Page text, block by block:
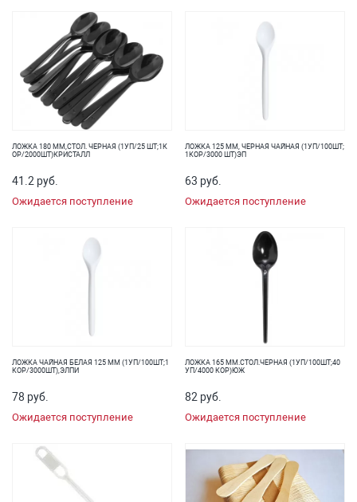
ЛОЖКА 180 ММ,СТОЛ. ЧЕРНАЯ (1УП/25 ШТ;1К
ОР/2000ШТ)КРИСТАЛЛ
41.2 руб.
Ожидается поступление
ЛОЖКА 125 ММ, ЧЕРНАЯ ЧАЙНАЯ (1УП/100ШТ;
1КОР/3000 ШТ)ЭП
63 руб.
Ожидается поступление
ЛОЖКА ЧАЙНАЯ БЕЛАЯ 125 ММ (1УП/100ШТ;1
КОР/3000ШТ),ЭЛПИ
78 руб.
Ожидается поступление
ЛОЖКА 165 ММ.СТОЛ.ЧЕРНАЯ (1УП/100ШТ;40
УП/4000 КОР)ЮЖ
82 руб.
Ожидается поступление